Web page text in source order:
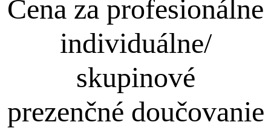
Cena za profesionálne
individuálne/
skupinové
prezenčné doučovanie